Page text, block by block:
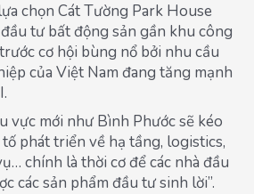
chọn Cát Tường Park House
tư bất động sản gần khu công
cơ hội bùng nổ bởi nhu cầu
của Việt Nam đang tăng mạnh
vực mới như Bình Phước sẽ kéo
phát triển về hạ tầng, logistics,
chính là thời cơ để các nhà đầu
các sản phẩm đầu tư sinh lời”.